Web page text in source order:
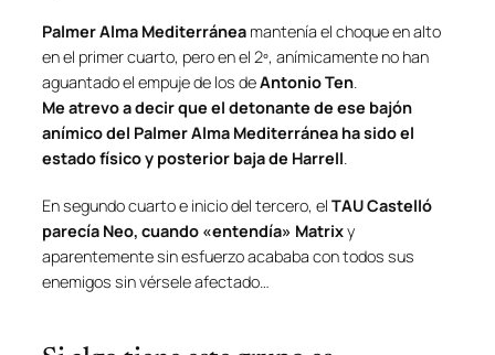
Palmer Alma Mediterránea mantenía el choque en alto
en el primer cuarto, pero en el 2º, anímicamente no han
aguantado el empuje de los deAntonio Ten.
Me atrevo a decir que el detonante de ese bajón
anímico del Palmer Alma Mediterránea ha sido el
estado físico y posterior baja de Harrell.
En segundo cuarto e inicio del tercero, el TAU Castelló
parecía Neo, cuando «entendía» Matrixy
aparentemente sin esfuerzo acababa con todos sus
enemigos sin vérsele afectado…